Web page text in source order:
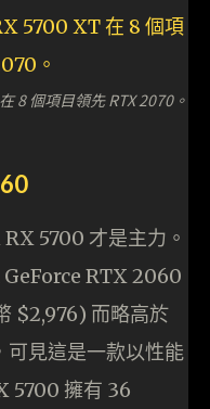
8 個項目領先 RTX 2070。
5700 才是主力。
RTX 2060
$2,976) 而略高於
見這是一款以性能
5700 擁有 36